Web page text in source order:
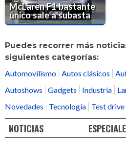
McLaren F1 bastante
único sale a subasta
Puedes recorrer más
siguientes categorías:
Automovilismo Autos clásicos
Autoshows
Gadgets Industria
Novedades
Tecnología Test drive
NOTICIAS